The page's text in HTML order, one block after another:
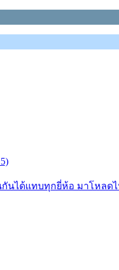
นกันได้แทบทุกยี่ห้อ มาโหลด